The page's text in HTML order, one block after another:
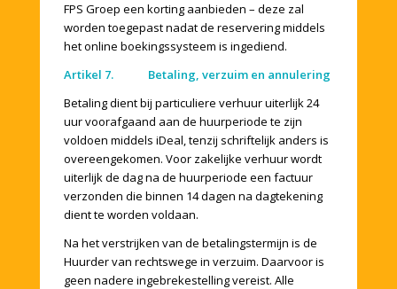
FPS Groep een korting aanbieden – deze zal
worden toegepast nadat de reservering middels
het online boekingssysteem is ingediend.
Artikel 7. Betaling, verzuim en annulering
Betaling dient bij particuliere verhuur uiterlijk 24
uur voorafgaand aan de huurperiode te zijn
voldoen middels iDeal, tenzij schriftelijk anders is
overeengekomen. Voor zakelijke verhuur wordt
uiterlijk de dag na de huurperiode een factuur
verzonden die binnen 14 dagen na dagtekening
dient te worden voldaan.
Na het verstrijken van de betalingstermijn is de
Huurder van rechtswege in verzuim. Daarvoor is
geen nadere ingebrekestelling vereist. Alle